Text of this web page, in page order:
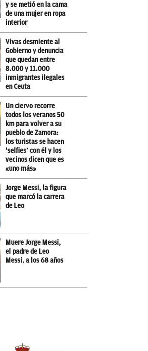
y se metió en la cama
de una mujer en ropa
interior
Vivas desmiente al
Gobierno y denuncia
que quedan entre
8.000 y 11.000
inmigrantes ilegales
en Ceuta
Un ciervo recorre
todos los veranos 50
km para volver a su
pueblo de Zamora:
los turistas se hacen
‘selfies’ con él y los
vecinos dicen que es
«uno más»
Jorge Messi, la figura
que marcó la carrera
de Leo
Muere Jorge Messi,
el padre de Leo
Messi, a los 68 años